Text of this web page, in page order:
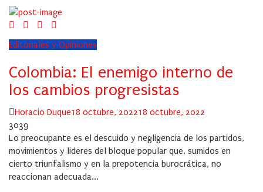
Editoriales y Opiniones
Colombia: El enemigo interno de
los cambios progresistas
Author
Horacio DuquePosted
18 octubre, 202218 octubre, 2022
3039
Lo preocupante es el descuido y negligencia de los partidos,
movimientos y lideres del bloque popular que, sumidos en
cierto triunfalismo y en la prepotencia burocrática, no
reaccionan adecuada...